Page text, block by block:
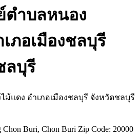
ำบลหนอง
ภอเมืองชลบุรี
ลบุรี
แดง อำเภอเมืองชลบุรี จังหวัดชลบุรี
Chon Buri, Chon Buri Zip Code: 20000